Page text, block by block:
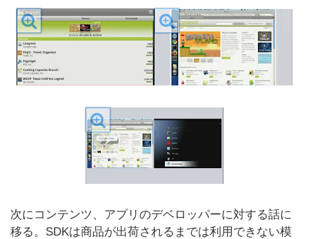
次にコンテンツ、アプリのデベロッパーに対する話に
移る。SDKは商品が出荷されるまでは利用できない模